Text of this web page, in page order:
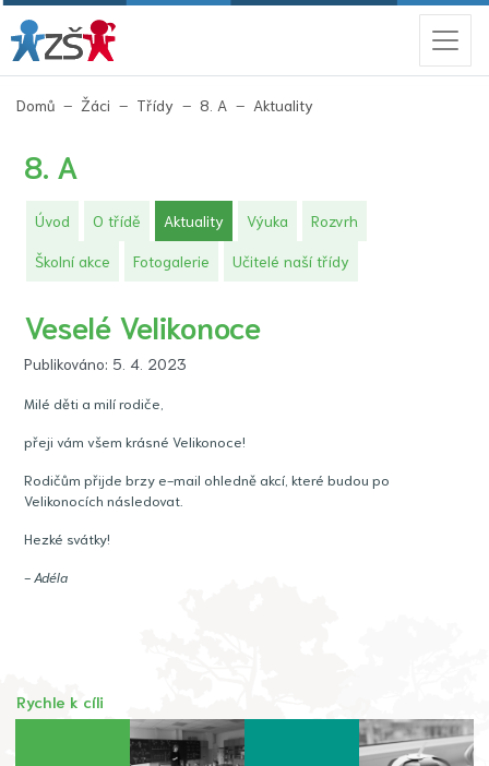
Domů Žáci Třídy 8. A Aktuality
8. A
Úvod O třídě Aktuality(aktuální)
Výuka Rozvrh
Školní akce Fotogalerie Učitelé naší třídy
Veselé Velikonoce
Publikováno: 5. 4. 2023
Milé děti a milí rodiče,
přeji vám všem krásné Velikonoce!
Rodičům přijde brzy e-mail ohledně akcí, které budou po
Velikonocích následovat.
Hezké svátky!
- Adéla
Rychle k cíli